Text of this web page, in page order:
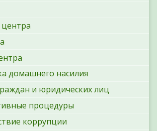
домашнего насилия
и юридических лиц
процедуры
коррупции